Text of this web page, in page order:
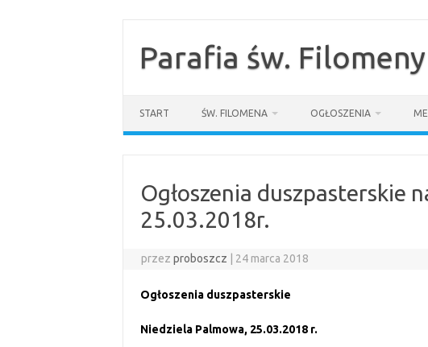
treściParafia św.
START ŚW. FILOMENA OGŁOSZENIA
Ogłoszenia duszpasterskie
25.03.2018r.
przezproboszcz 24 marca 2018
Ogłoszenia duszpasterskie
Niedziela Palmowa, 25.03.2018 r.